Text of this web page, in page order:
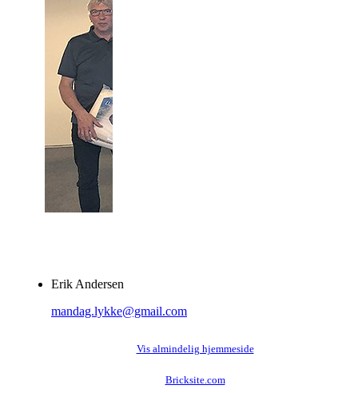
Erik Andersen
mandag.lykke@gmail.com
Vis almindelig hjemmeside
Bricksite.com